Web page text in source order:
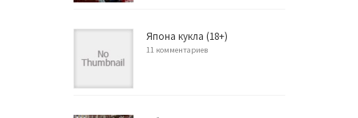
Япона кукла (18+)
11 комментариев